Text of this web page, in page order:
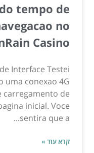
tempo de
no
Casino
Interface Testei
uma conexao 4G
carregamento de
inicial. Voce
sentira que a...
קרא עוד »